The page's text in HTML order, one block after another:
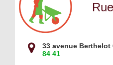
33 avenue
84 41